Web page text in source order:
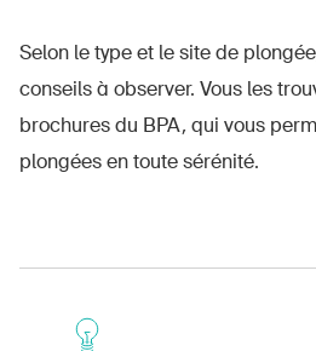
Selon le type et le site de
conseils à observer. Vous les
brochures du BPA, qui vous
plongées en toute sérénité.